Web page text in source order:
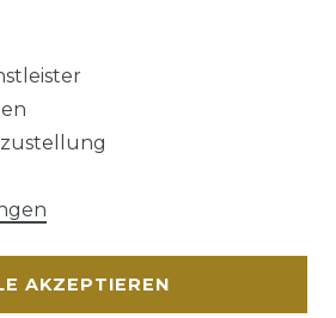
Widerrufs­recht
AKZEPTIEREN